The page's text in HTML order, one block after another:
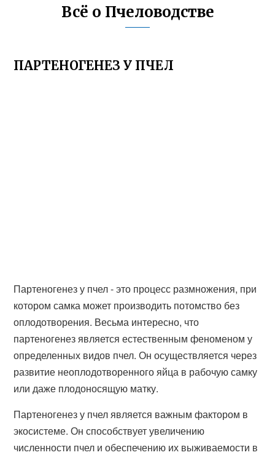
Всё о Пчеловодстве
ПАРТЕНОГЕНЕЗ У ПЧЕЛ
Партеногенез у пчел - это процесс размножения, при
котором самка может производить потомство без
оплодотворения. Весьма интересно, что
партеногенез является естественным феноменом у
определенных видов пчел. Он осуществляется через
развитие неоплодотворенного яйца в рабочую самку
или даже плодоносящую матку.
Партеногенез у пчел является важным фактором в
экосистеме. Он способствует увеличению
численности пчел и обеспечению их выживаемости в